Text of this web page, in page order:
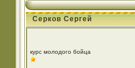
Серков Сергей
курс молодого бойца